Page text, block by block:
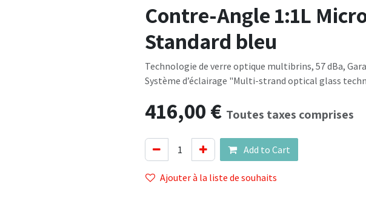
Contre-Angle 1:1L
Standard bleu
Technologie de verre optique multibrins, 57 dBa,
Système d’éclairage "Multi-strand optical glass
416,00€ Toutes taxes comprises
Add to Cart
Ajouter à la liste de souhaits